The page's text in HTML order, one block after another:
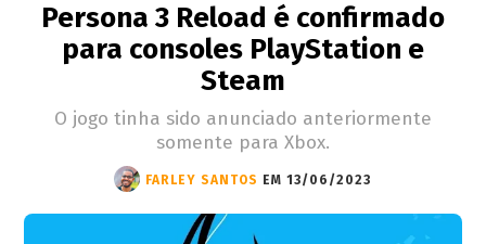
Persona 3 Reload é confirmado
para consoles PlayStation e
Steam
O jogo tinha sido anunciado anteriormente
somente para Xbox.
FARLEY SANTOS EM 13/06/2023